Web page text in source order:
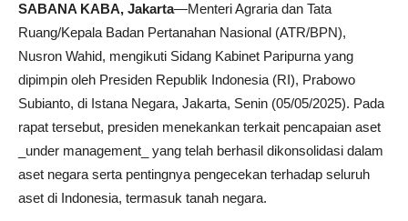
SABANA KABA, Jakarta—Menteri Agraria dan Tata
Ruang/Kepala Badan Pertanahan Nasional (ATR/BPN),
Nusron Wahid, mengikuti Sidang Kabinet Paripurna yang
dipimpin oleh Presiden Republik Indonesia (RI), Prabowo
Subianto, di Istana Negara, Jakarta, Senin (05/05/2025). Pada
rapat tersebut, presiden menekankan terkait pencapaian aset
_under management_ yang telah berhasil dikonsolidasi dalam
aset negara serta pentingnya pengecekan terhadap seluruh
aset di Indonesia, termasuk tanah negara.